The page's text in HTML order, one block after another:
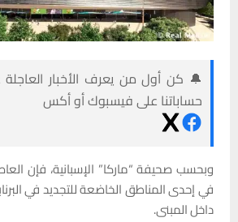
🔔 كن أول من يعرف الأخبار العاجلة
حساباتنا على فيسبوك أو أكس
وبحسب صحيفة “ماركا” الإسبانية، فإن
في إحدى المناطق الخاضعة للتجديد في
داخل المبنى.